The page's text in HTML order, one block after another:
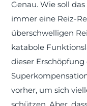
Genau. Wie soll
immer eine Reiz-
überschwelligen
katabole
dieser
vorher, um sich